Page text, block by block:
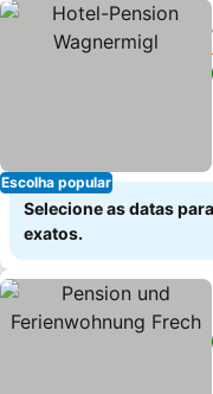
Escolha popular
Selecione as datas
exatos.